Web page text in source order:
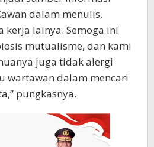
dalam menulis,
lainya. Semoga ini
mutualisme, dan kami
juga tidak alergi
wartawan dalam mencari
pungkasnya.